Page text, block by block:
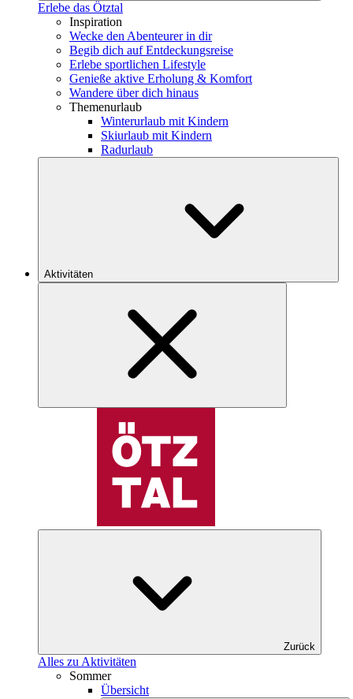
Erlebe das Ötztal
Inspiration
Wecke den Abenteurer in dir
Begib dich auf Entdeckungsreise
Erlebe sportlichen Lifestyle
Genieße aktive Erholung & Komfort
Wandere über dich hinaus
Themenurlaub
Winterurlaub mit Kindern
Skiurlaub mit Kindern
Radurlaub
Aktivitäten
Zurück
Alles zu Aktivitäten
Sommer
Übersicht